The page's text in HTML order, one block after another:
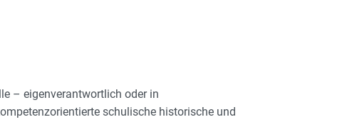
– eigenverantwortlich oder in
schulische historische und